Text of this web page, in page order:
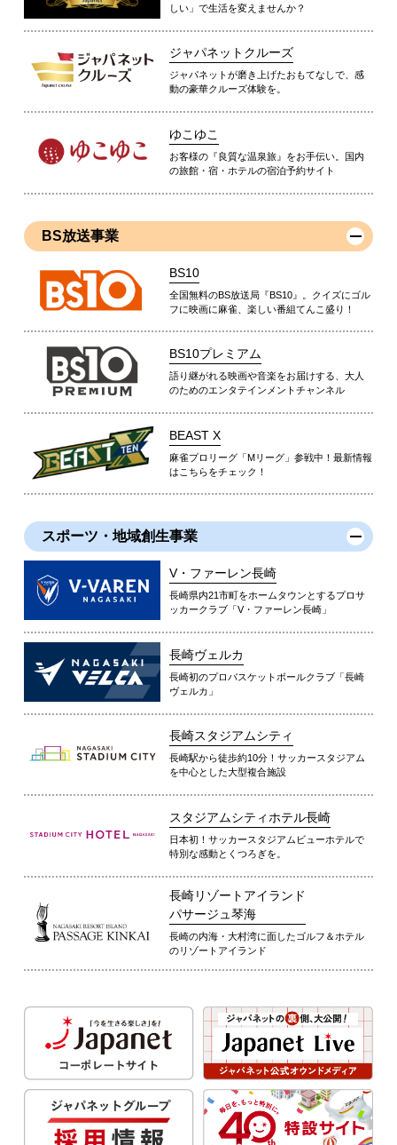
しい」で生活を変えませんか？
ジャパネットクルーズ
ジャパネットが磨き上げたおもてなしで、感
動の豪華クルーズ体験を。
ゆこゆこ
お客様の『良質な温泉旅』をお手伝い。国内
の旅館・宿・ホテルの宿泊予約サイト
BS放送事業
BS10
全国無料のBS放送局『BS10』。クイズにゴル
フに映画に麻雀、楽しい番組てんこ盛り！
BS10プレミアム
語り継がれる映画や音楽をお届けする、大人
のためのエンタテインメントチャンネル
BEAST X
麻雀プロリーグ「Mリーグ」参戦中！最新情報
はこちらをチェック！
スポーツ・地域創生事業
V・ファーレン長崎
長崎県内21市町をホームタウンとするプロサ
ッカークラブ「V・ファーレン長崎」
長崎ヴェルカ
長崎初のプロバスケットボールクラブ「長崎
ヴェルカ」
長崎スタジアムシティ
長崎駅から徒歩約10分！サッカースタジアム
を中心とした大型複合施設
スタジアムシティホテル長崎
日本初！サッカースタジアムビューホテルで
特別な感動とくつろぎを。
長崎リゾートアイランド
パサージュ琴海
長崎の内海・大村湾に面したゴルフ＆ホテル
のリゾートアイランド